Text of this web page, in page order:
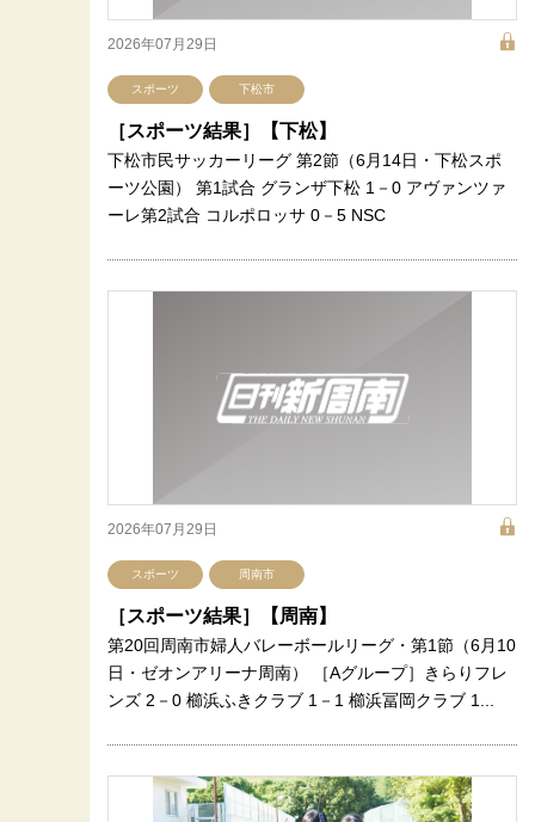
2026年07月29日
スポーツ 下松市
［スポーツ結果］【下松】
下松市民サッカーリーグ 第2節（6月14日・下松スポ
ーツ公園） 第1試合 グランザ下松 1－0 アヴァンツァ
ーレ第2試合 コルポロッサ 0－5 NSC
2026年07月29日
スポーツ 周南市
［スポーツ結果］【周南】
第20回周南市婦人バレーボールリーグ・第1節（6月10
日・ゼオンアリーナ周南） ［Aグループ］きらりフレ
ンズ 2－0 櫛浜ふきクラブ 1－1 櫛浜冨岡クラブ 1...